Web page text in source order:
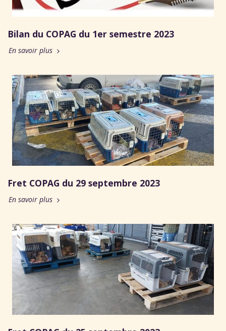
Bilan du COPAG du 1er semestre 2023
En savoir plus
Fret COPAG du 29 septembre 2023
En savoir plus